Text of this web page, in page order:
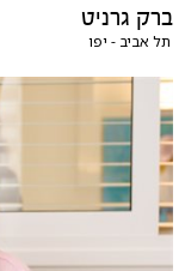
ברק גרניט
תל אביב - יפו